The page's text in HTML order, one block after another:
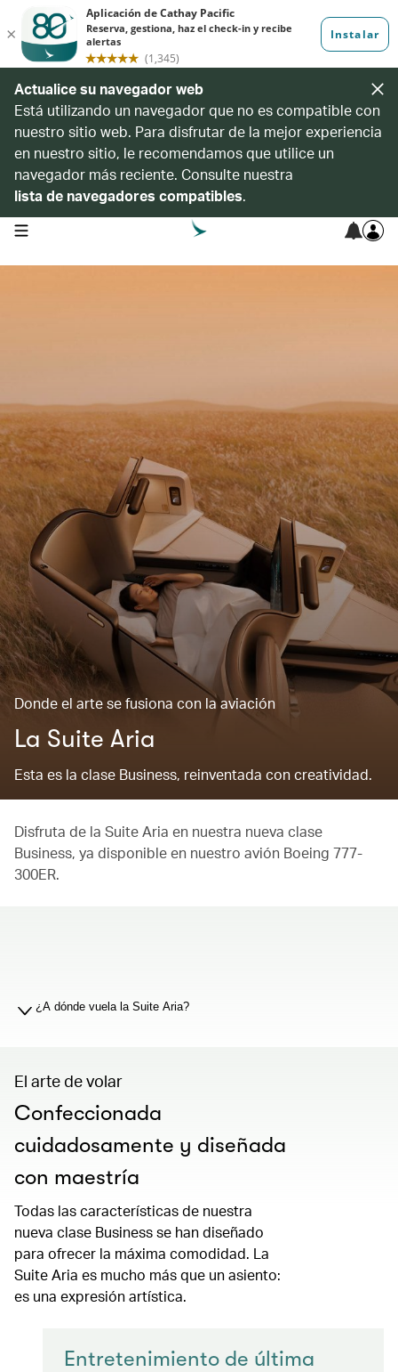
Actualice su navegador web
Está utilizando un navegador que no es compatible con
nuestro sitio web. Para disfrutar de la mejor experiencia
en nuestro sitio, le recomendamos que utilice un
navegador más reciente. Consulte nuestra
lista de navegadores compatibles.
open navigation menu
Donde el arte se fusiona con la aviación
La Suite Aria
Esta es la clase Business, reinventada con creatividad.
Disfruta de la Suite Aria en nuestra nueva clase
Business, ya disponible en nuestro avión Boeing 777-
300ER.
¿A dónde vuela la Suite Aria?
El arte de volar
Confeccionada
cuidadosamente y diseñada
con maestría
Todas las características de nuestra
nueva clase Business se han diseñado
para ofrecer la máxima comodidad. La
Suite Aria es mucho más que un asiento:
es una expresión artística.
Entretenimiento de última